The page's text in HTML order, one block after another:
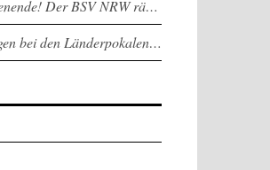
Was für ein Pfingstwochenende! Der BSV NRW räumt bei den Länderpokalen ab
NRW-Auswahlteams siegen bei den Länderpokalen und dem Deutschlandcup an Pfingsten